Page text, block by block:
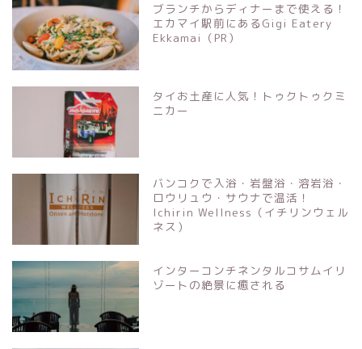
ブランチからディナーまで使える！
エカマイ駅前にあるGigi Eatery
Ekkamai（PR）
タイお土産に人気！トゥクトゥクミ
ニカー
バンコクで入浴・岩盤浴・溶岩浴・
ロウリュウ・サウナで温活！
Ichirin Wellness（イチリンウェル
ネス）
インターコンチネンタルコサムイリ
ゾートの絶景に癒される